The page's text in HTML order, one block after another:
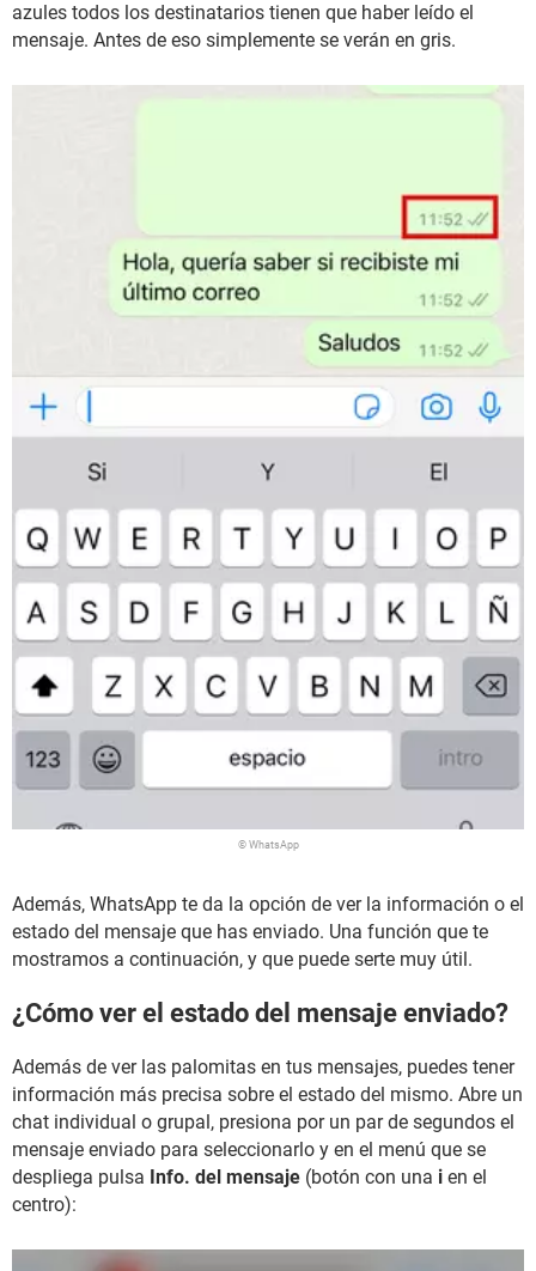
azules todos los destinatarios tienen que haber leído el
mensaje. Antes de eso simplemente se verán en gris.
© WhatsApp
Además, WhatsApp te da la opción de ver la información o el
estado del mensaje que has enviado. Una función que te
mostramos a continuación, y que puede serte muy útil.
¿Cómo ver el estado del mensaje enviado?
Además de ver las palomitas en tus mensajes, puedes tener
información más precisa sobre el estado del mismo. Abre un
chat individual o grupal, presiona por un par de segundos el
mensaje enviado para seleccionarlo y en el menú que se
despliega pulsa Info. del mensaje (botón con una i en el
centro):